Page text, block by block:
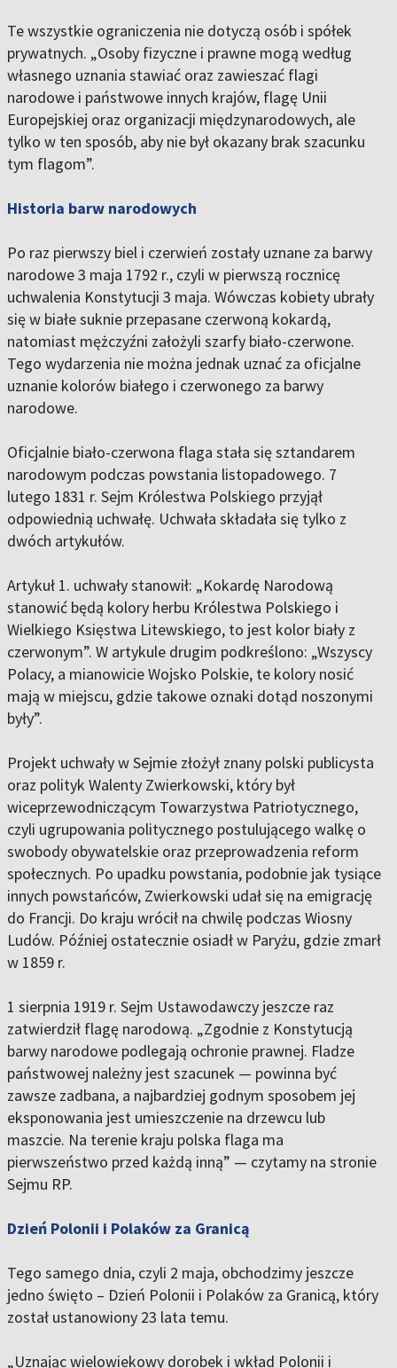
Te wszystkie ograniczenia nie dotyczą osób i spółek
prywatnych. „Osoby fizyczne i prawne mogą według
własnego uznania stawiać oraz zawieszać flagi
narodowe i państwowe innych krajów, flagę Unii
Europejskiej oraz organizacji międzynarodowych, ale
tylko w ten sposób, aby nie był okazany brak szacunku
tym flagom”.
Historia barw narodowych
Po raz pierwszy biel i czerwień zostały uznane za barwy
narodowe 3 maja 1792 r., czyli w pierwszą rocznicę
uchwalenia Konstytucji 3 maja. Wówczas kobiety ubrały
się w białe suknie przepasane czerwoną kokardą,
natomiast mężczyźni założyli szarfy biało-czerwone.
Tego wydarzenia nie można jednak uznać za oficjalne
uznanie kolorów białego i czerwonego za barwy
narodowe.
Oficjalnie biało-czerwona flaga stała się sztandarem
narodowym podczas powstania listopadowego. 7
lutego 1831 r. Sejm Królestwa Polskiego przyjął
odpowiednią uchwałę. Uchwała składała się tylko z
dwóch artykułów.
Artykuł 1. uchwały stanowił: „Kokardę Narodową
stanowić będą kolory herbu Królestwa Polskiego i
Wielkiego Księstwa Litewskiego, to jest kolor biały z
czerwonym”. W artykule drugim podkreślono: „Wszyscy
Polacy, a mianowicie Wojsko Polskie, te kolory nosić
mają w miejscu, gdzie takowe oznaki dotąd noszonymi
były”.
Projekt uchwały w Sejmie złożył znany polski publicysta
oraz polityk Walenty Zwierkowski, który był
wiceprzewodniczącym Towarzystwa Patriotycznego,
czyli ugrupowania politycznego postulującego walkę o
swobody obywatelskie oraz przeprowadzenia reform
społecznych. Po upadku powstania, podobnie jak tysiące
innych powstańców, Zwierkowski udał się na emigrację
do Francji. Do kraju wrócił na chwilę podczas Wiosny
Ludów. Później ostatecznie osiadł w Paryżu, gdzie zmarł
w 1859 r.
1 sierpnia 1919 r. Sejm Ustawodawczy jeszcze raz
zatwierdził flagę narodową. „Zgodnie z Konstytucją
barwy narodowe podlegają ochronie prawnej. Fladze
państwowej należny jest szacunek — powinna być
zawsze zadbana, a najbardziej godnym sposobem jej
eksponowania jest umieszczenie na drzewcu lub
maszcie. Na terenie kraju polska flaga ma
pierwszeństwo przed każdą inną” — czytamy na stronie
Sejmu RP.
Dzień Polonii i Polaków za Granicą
Tego samego dnia, czyli 2 maja, obchodzimy jeszcze
jedno święto – Dzień Polonii i Polaków za Granicą, który
został ustanowiony 23 lata temu.
„Uznając wielowiekowy dorobek i wkład Polonii i